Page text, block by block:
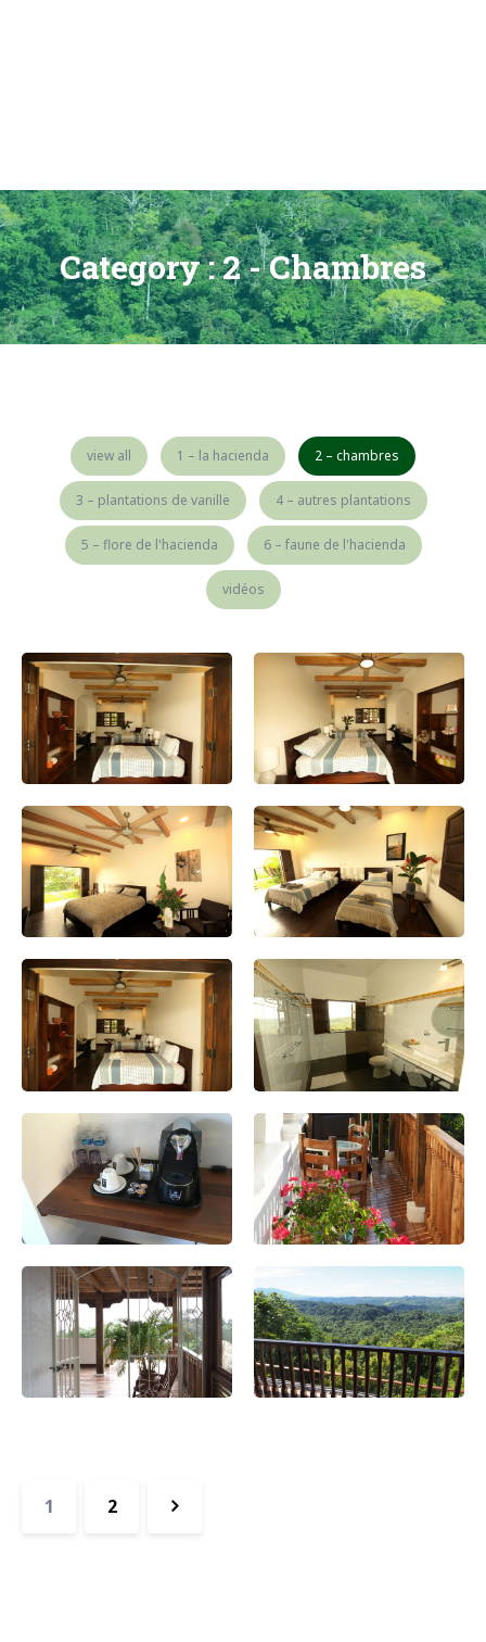
Hacienda
Las
Vainillas
Category :2 - Chambres
view all 1 – la hacienda 2 – chambres
3 – plantations de vanille 4 – autres plantations
5 – flore de l'hacienda 6 – faune de l'hacienda
vidéos
Pagination
Page
1 Page
2